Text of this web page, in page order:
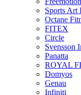
Sports Art
Octane
FITEX
Circle
Svensson
Panatta
ROYAL
Domyos
Genau
Infiniti